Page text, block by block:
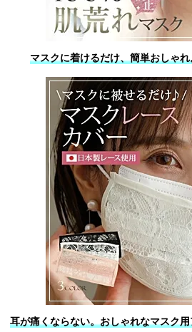
マスクに着けるだけ、簡単おしゃ
耳が痛くならない。おしゃれなマスク